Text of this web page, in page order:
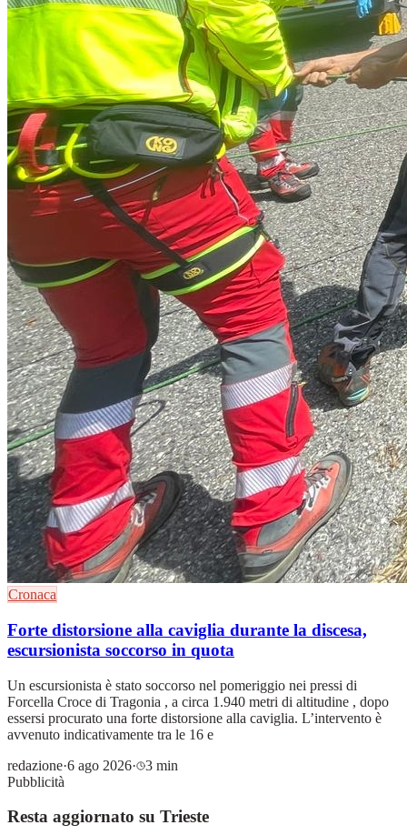
Cronaca
Forte distorsione alla caviglia durante la discesa,
escursionista soccorso in quota
Un escursionista è stato soccorso nel pomeriggio nei pressi di
Forcella Croce di Tragonia , a circa 1.940 metri di altitudine , dopo
essersi procurato una forte distorsione alla caviglia. L’intervento è
avvenuto indicativamente tra le 16 e
redazione·6 ago 2026·
3 min
Pubblicità
Resta aggiornato su Trieste